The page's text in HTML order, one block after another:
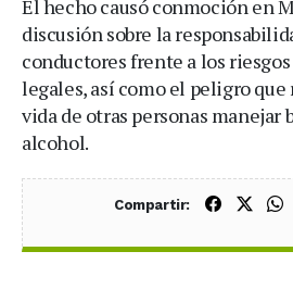
El hecho causó conmoción en
discusión sobre la
conductores frente a los
legales, así como el peligro que
vida de otras personas manejar
alcohol.
Compartir: